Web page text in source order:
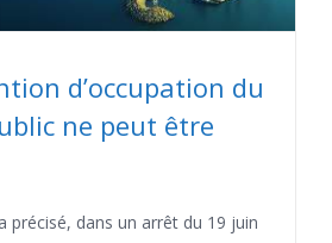
d’occupation du
ne peut être
précisé, dans un arrêt du 19 juin